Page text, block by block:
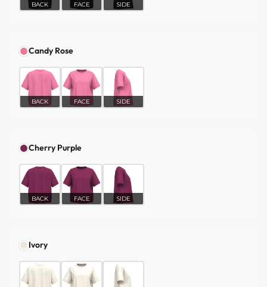
BACK FACE SIDE
Candy Rose
BACK FACE SIDE
Cherry Purple
BACK FACE SIDE
Ivory